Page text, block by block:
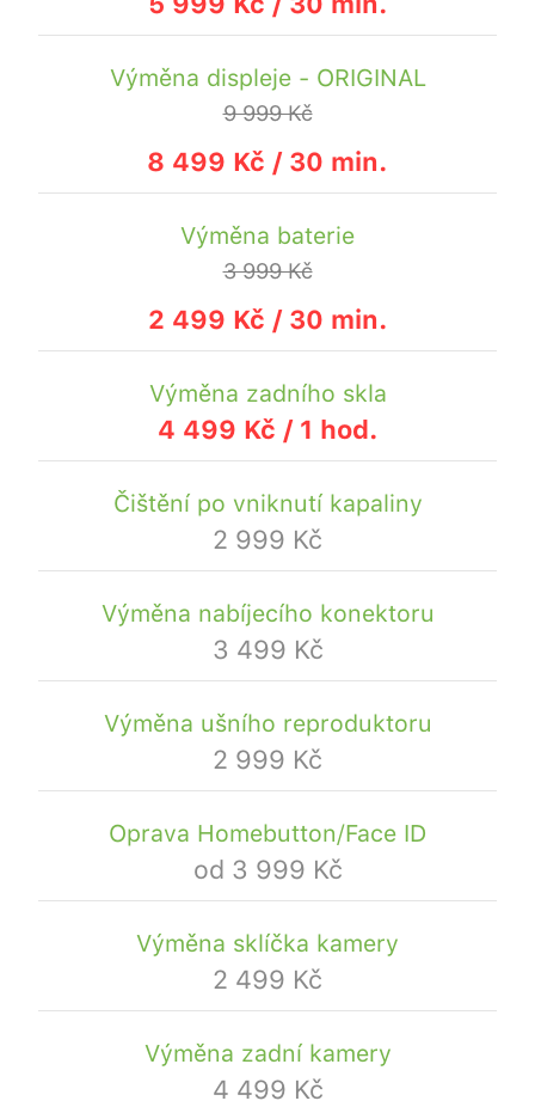
Výměna displeje - ORIGINAL
9 999 Kč
8 499 Kč / 30 min.
Výměna baterie
3 999 Kč
2 499 Kč / 30 min.
Výměna zadního skla
4 499 Kč / 1 hod.
Čištění po vniknutí kapaliny
2 999 Kč
Výměna nabíjecího konektoru
3 499 Kč
Výměna ušního reproduktoru
2 999 Kč
Oprava Homebutton/Face ID
od 3 999 Kč
Výměna sklíčka kamery
2 499 Kč
Výměna zadní kamery
4 499 Kč